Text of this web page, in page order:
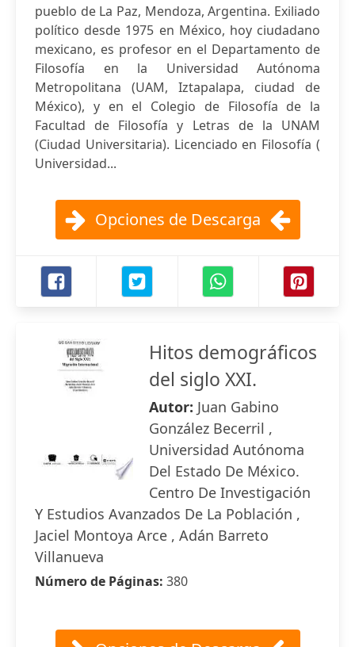
pueblo de La Paz, Mendoza, Argentina. Exiliado
político desde 1975 en México, hoy ciudadano
mexicano, es profesor en el Departamento de
Filosofía en la Universidad Autónoma
Metropolitana (UAM, Iztapalapa, ciudad de
México), y en el Colegio de Filosofía de la
Facultad de Filosofía y Letras de la UNAM
(Ciudad Universitaria). Licenciado en Filosofía (
Universidad...
Opciones de Descarga
Hitos demográficos
del siglo XXI.
Autor: Juan Gabino
González Becerril ,
Universidad Autónoma
Del Estado De México.
Centro De Investigación
Y Estudios Avanzados De La Población ,
Jaciel Montoya Arce , Adán Barreto
Villanueva
Número de Páginas: 380